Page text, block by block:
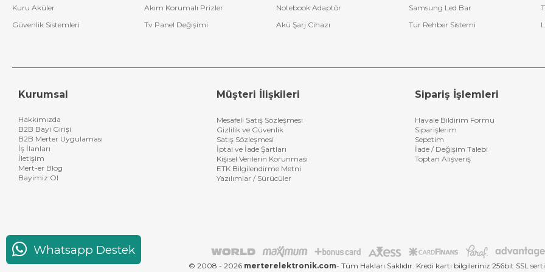
Kuru Aküler
Akım Korumalı Prizler Notebook Adaptör Samsung Led Bar
Güvenlik Sistemleri
Tv Panel Değişimi Akü Şarj Cihazı Tur Rehber Sistemi
Kurumsal
Hakkımızda
B2B Bayi Girişi
B2B Merter Uygulaması
İş İlanları
İletişim
Mert-er Blog
Bayimiz Ol
Müşteri İlişkileri
Mesafeli Satış Sözleşmesi
Gizlilik ve Güvenlik
Satış Sözleşmesi
İptal ve İade Şartları
Kişisel Verilerin Korunması
ETK Bilgilendirme Metni
Yazılımlar / Sürücüler
Sipariş İşlemleri
Havale Bildirim Formu
Siparişlerim
Sepetim
İade / Değişim Talebi
Toptan Alışveriş
© 2008 - 2026merterelektronik.com- Tüm Hakları Saklıdır. Kredi kartı bilgileriniz 256bit SSL
Whatsapp Destek